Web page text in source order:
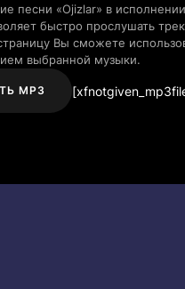
песни «Ojizlar» в
быстро прослушать
Вы сможете
выбранной музыки.
MP3